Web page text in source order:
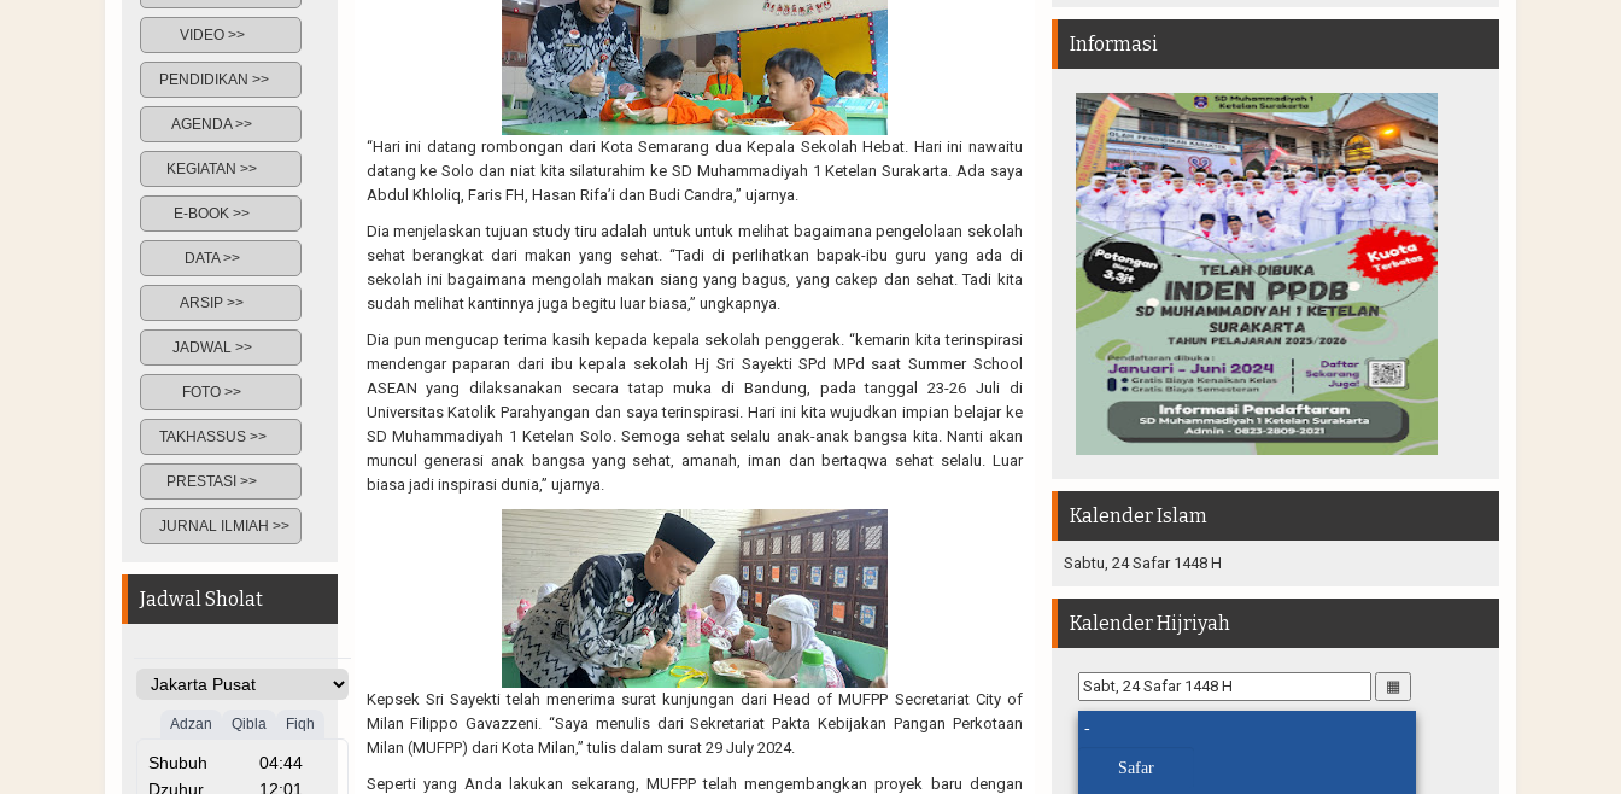
“Hari ini datang rombongan dari Kota Semarang dua Kepala Sekolah Hebat. Hari ini nawaitu
datang ke Solo dan niat kita silaturahim ke SD Muhammadiyah 1 Ketelan Surakarta. Ada saya
Abdul Khloliq, Faris FH, Hasan Rifa’i dan Budi Candra,” ujarnya.
Dia menjelaskan tujuan study tiru adalah untuk untuk melihat bagaimana pengelolaan sekolah
sehat berangkat dari makan yang sehat. “Tadi di perlihatkan bapak-ibu guru yang ada di
sekolah ini bagaimana mengolah makan siang yang bagus, yang cakep dan sehat. Tadi kita
sudah melihat kantinnya juga begitu luar biasa,” ungkapnya.
Dia pun mengucap terima kasih kepada kepala sekolah penggerak. “kemarin kita terinspirasi
mendengar paparan dari ibu kepala sekolah Hj Sri Sayekti SPd MPd saat Summer School
ASEAN yang dilaksanakan secara tatap muka di Bandung, pada tanggal 23-26 Juli di
Universitas Katolik Parahyangan dan saya terinspirasi. Hari ini kita wujudkan impian belajar ke
SD Muhammadiyah 1 Ketelan Solo. Semoga sehat selalu anak-anak bangsa kita. Nanti akan
muncul generasi anak bangsa yang sehat, amanah, iman dan bertaqwa sehat selalu. Luar
biasa jadi inspirasi dunia,” ujarnya.
Kepsek Sri Sayekti telah menerima surat kunjungan dari Head of MUFPP Secretariat City of
Milan Filippo Gavazzeni. “Saya menulis dari Sekretariat Pakta Kebijakan Pangan Perkotaan
Milan (MUFPP) dari Kota Milan,” tulis dalam surat 29 July 2024.
Seperti yang Anda lakukan sekarang, MUFPP telah mengembangkan proyek baru dengan
VIDEO >>
PENDIDIKAN >>
AGENDA >>
KEGIATAN >>
E-BOOK >>
DATA >>
ARSIP >>
JADWAL >>
FOTO >>
TAKHASSUS >>
PRESTASI >>
JURNAL ILMIAH >>
Jadwal Sholat
Informasi
Kalender Islam
Sabtu, 24 Safar 1448 H
Kalender Hijriyah
▦
-